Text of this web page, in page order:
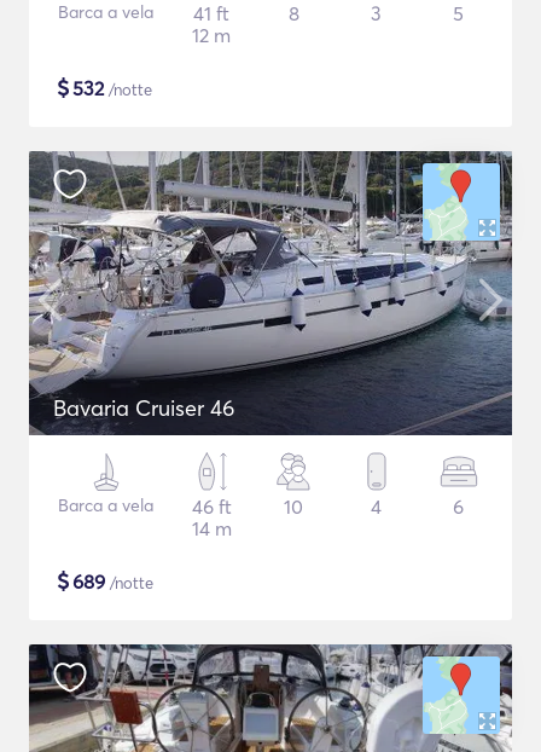
Barca a vela
41 ft
12 m
8 3 5
$532/notte
Bavaria Cruiser 46
Barca a vela
46 ft
14 m
10 4 6
$689 /notte